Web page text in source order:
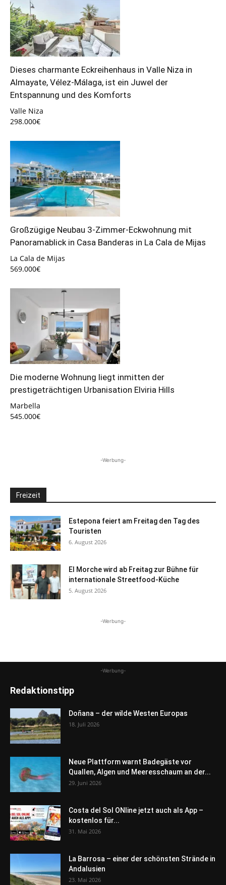
Dieses charmante Eckreihenhaus in Valle Niza in
Almayate, Vélez-Málaga, ist ein Juwel der
Entspannung und des Komforts
Valle Niza
298.000€
Großzügige Neubau 3-Zimmer-Eckwohnung mit
Panoramablick in Casa Banderas in La Cala de Mijas
La Cala de Mijas
569.000€
Die moderne Wohnung liegt inmitten der
prestigeträchtigen Urbanisation Elviria Hills
Marbella
545.000€
-Werbung-
Freizeit
Estepona feiert am Freitag den Tag des
Touristen
6. August 2026
El Morche wird ab Freitag zur Bühne für
internationale Streetfood-Küche
5. August 2026
-Werbung-
-Werbung-
Redaktionstipp
Doñana – der wilde Westen Europas
18. Juli 2026
Neue Plattform warnt Badegäste vor
Quallen, Algen und Meeresschaum an der...
29. Juni 2026
Costa del Sol ONline jetzt auch als App –
kostenlos für...
31. Mai 2026
La Barrosa – einer der schönsten Strände in
Andalusien
23. Mai 2026